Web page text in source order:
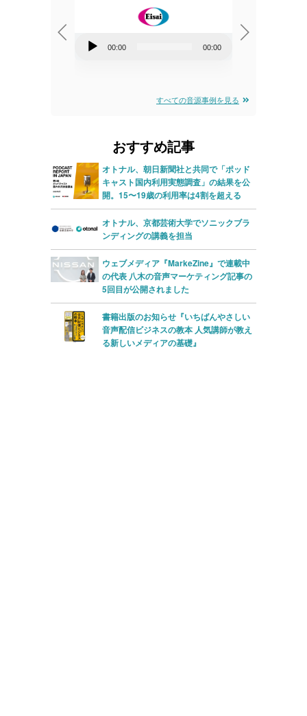
00:00 00:00
すべての音源事例を見る
おすすめ記事
オトナル、朝日新聞社と共同で「ポッド
キャスト国内利用実態調査」の結果を公
開。15〜19歳の利用率は4割を超える
オトナル、京都芸術大学でソニックブラ
ンディングの講義を担当
ウェブメディア『MarkeZine』で連載中
の代表 八木の音声マーケティング記事の
5回目が公開されました
書籍出版のお知らせ『いちばんやさしい
音声配信ビジネスの教本 人気講師が教え
る新しいメディアの基礎』